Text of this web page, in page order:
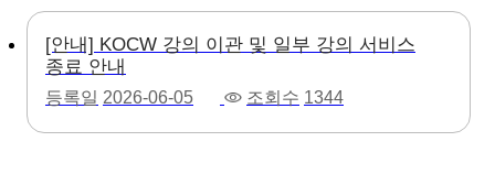
[안내] KOCW 강의 이관 및 일부 강의 서비스
종료 안내
등록일 2026-06-05 조회수 1344